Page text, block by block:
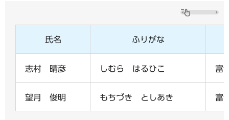
氏名 ふりがな
志村 晴彦 しむら はるひこ 富
望月 俊明 もちづき としあき 富